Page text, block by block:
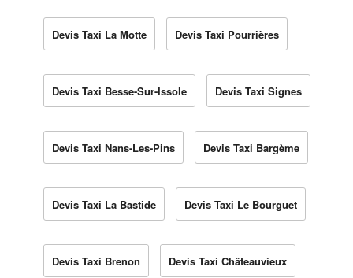
Devis Taxi La Motte Devis Taxi Pourrières
Devis Taxi Besse-Sur-Issole Devis Taxi Signes
Devis Taxi Nans-Les-Pins Devis Taxi Bargème
Devis Taxi La Bastide Devis Taxi Le Bourguet
Devis Taxi Brenon Devis Taxi Châteauvieux